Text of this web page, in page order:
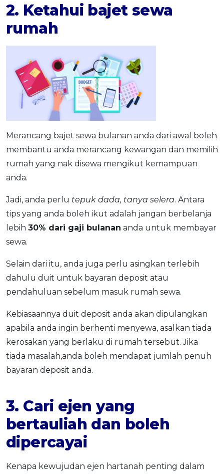
2. Ketahui bajet sewa
rumah
Merancang bajet sewa bulanan anda dari awal boleh
membantu anda merancang kewangan dan memilih
rumah yang nak disewa mengikut kemampuan
anda.
Jadi, anda perlu tepuk dada, tanya selera. Antara
tips yang anda boleh ikut adalah jangan berbelanja
lebih 30% dari gaji bulanan anda untuk membayar
sewa.
Selain dari itu, anda juga perlu asingkan terlebih
dahulu duit untuk bayaran deposit atau
pendahuluan sebelum masuk rumah sewa.
Kebiasaannya duit deposit anda akan dipulangkan
apabila anda ingin berhenti menyewa, asalkan tiada
kerosakan yang berlaku di rumah tersebut. Jika
tiada masalah,anda boleh mendapat jumlah penuh
bayaran deposit anda.
3. Cari ejen yang
bertauliah dan boleh
dipercayai
Kenapa kewujudan ejen hartanah penting dalam